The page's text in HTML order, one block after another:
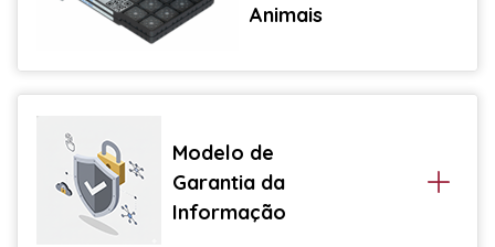
Animais
Modelo de
Garantia da
Informação